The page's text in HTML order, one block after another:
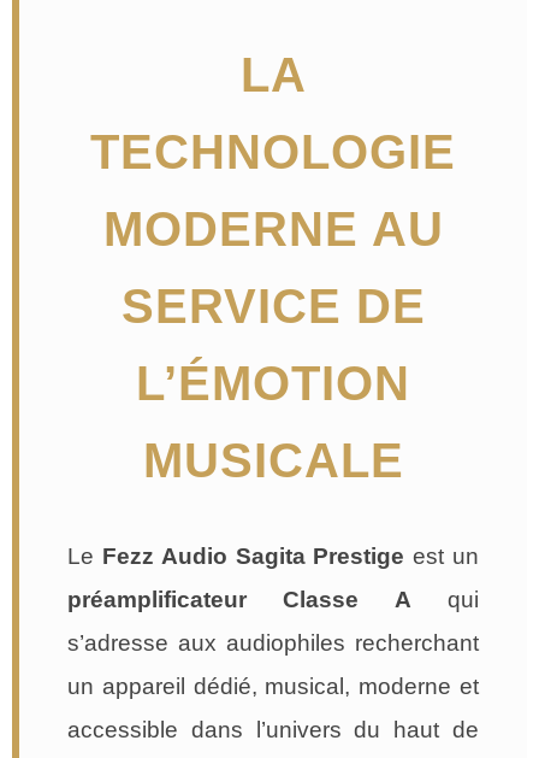
LA
TECHNOLOGIE
MODERNE AU
SERVICE DE
L’ÉMOTION
MUSICALE
Le Fezz Audio Sagita Prestige est un
préamplificateur Classe A qui
s’adresse aux audiophiles recherchant
un appareil dédié, musical, moderne et
accessible dans l’univers du haut de